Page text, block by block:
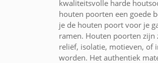
kwaliteitsvolle harde
houten poorten een goede
je de houten poort voor je
ramen. Houten poorten zijn
reliëf, isolatie, motieven, of
worden. Het authentiek